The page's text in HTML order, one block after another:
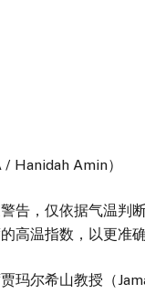
Amin）
，仅依据气温判
高温指数，以更准
尔希山教授（